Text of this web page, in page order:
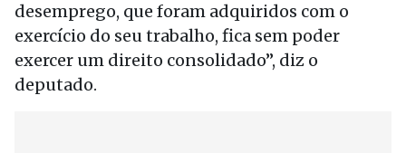
desemprego, que foram adquiridos com o
exercício do seu trabalho, fica sem poder
exercer um direito consolidado”, diz o
deputado.